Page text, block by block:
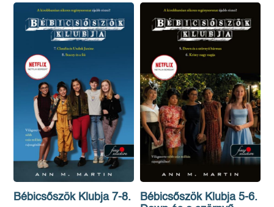
Bébicsőszök Klubja 7-8.
Bébicsőszök Klubja 5-6.